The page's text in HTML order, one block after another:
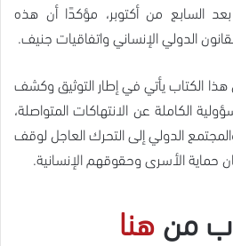
السابع من أكتوبر، مؤكدًا أن هذه
الدولي الإنساني واتفاقيات جنيف.
الكتاب يأتي في إطار التوثيق وكشف
الكاملة عن الانتهاكات المتواصلة،
الدولي إلى التحرك العاجل لوقف
حماية الأسرى وحقوقهم الإنسانية.
منهنا